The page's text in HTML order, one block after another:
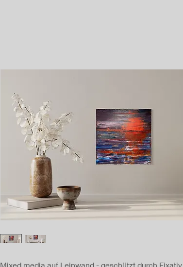
Mixed media auf Leinwand - geschützt durch Fixativ.